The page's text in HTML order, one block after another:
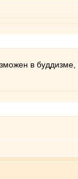
в буддизме,